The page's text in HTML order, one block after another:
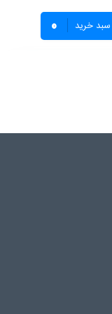
سبد خرید 0